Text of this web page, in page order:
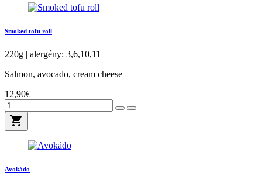
Smoked tofu roll
220g | alergény: 3,6,10,11
Salmon, avocado, cream cheese
12,90€
shopping_cart
Avokádo